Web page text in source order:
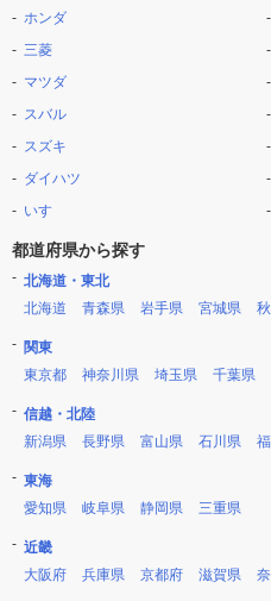
ホンダ
三菱
マツダ
スバル
スズキ
ダイハツ
いすゞ
都道府県から探す
北海道・東北
北海道
青森県 岩手県 宮城県
関東
東京都
神奈川県 埼玉県 千葉県
信越・北陸
新潟県
長野県 富山県 石川県
東海
愛知県
岐阜県 静岡県 三重県
近畿
大阪府
兵庫県 京都府 滋賀県